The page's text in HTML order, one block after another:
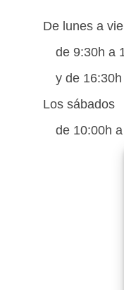
De lunes a
de 9:30h a
y de
Los sábados
de 10:00h